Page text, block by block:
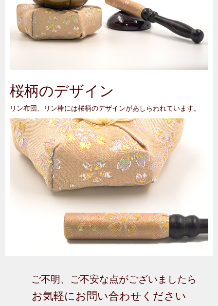
桜柄のデザイン
リン布団、リン棒には桜柄のデザインがあしらわれています。
ご不明、ご不安な点がございましたら
お気軽にお問い合わせください